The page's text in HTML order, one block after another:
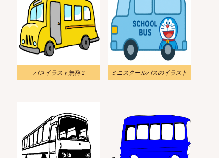
バスイラスト無料 2 ミニスクールバスのイラスト